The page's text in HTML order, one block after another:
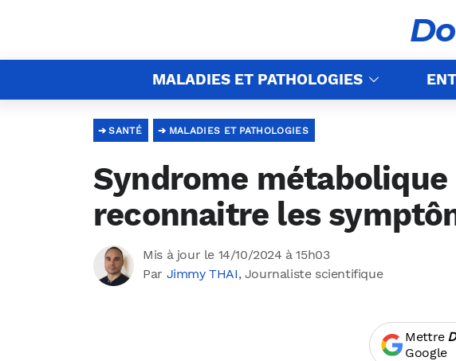
MALADIES ET PATHOLOGIES
MALADIES ET PATHOLOGIES
SANTÉ
Syndrome
reconnaitre les
Mis à jour le 14/10/2024 à 15h03
Par Jimmy THAI, Journaliste scientifique
Mettre
Google